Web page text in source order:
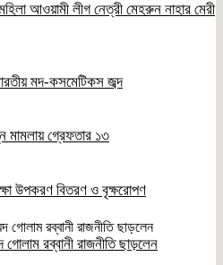
আওয়ামী লীগ নেত্রী মেহরুন নাহার মেরী
মদ-কসমেটিকস জব্দ
মামলায় গ্রেফতার ১৩
উপকরণ বিতরণ ও বৃক্ষরোপণ
রব্বানী রাজনীতি ছাড়লেন